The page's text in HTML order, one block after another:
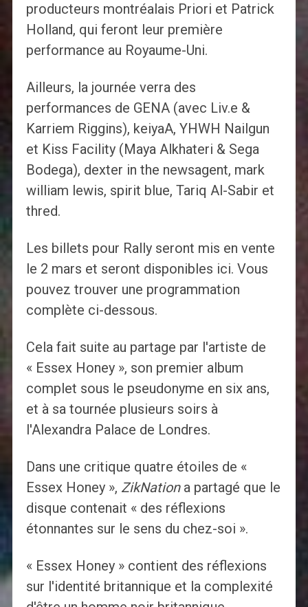
producteurs montréalais Priori et Patrick
Holland, qui feront leur première
performance au Royaume-Uni.
Ailleurs, la journée verra des
performances de GENA (avec Liv.e &
Karriem Riggins), keiyaA, YHWH Nailgun
et Kiss Facility (Maya Alkhateri & Sega
Bodega), dexter in the newsagent, mark
william lewis, spirit blue, Tariq Al-Sabir et
thred.
Les billets pour Rally seront mis en vente
le 2 mars et seront disponibles ici. Vous
pouvez trouver une programmation
complète ci-dessous.
Cela fait suite au partage par l'artiste de
« Essex Honey », son premier album
complet sous le pseudonyme en six ans,
et à sa tournée plusieurs soirs à
l'Alexandra Palace de Londres.
Dans une critique quatre étoiles de «
Essex Honey », ZikNationa partagé que le
disque contenait « des réflexions
étonnantes sur le sens du chez-soi ».
« Essex Honey » contient des réflexions
sur l'identité britannique et la complexité